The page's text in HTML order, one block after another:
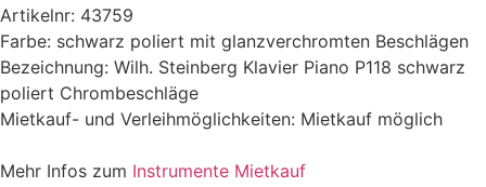
Artikelnr: 43759
Farbe: schwarz poliert mit glanzverchromten Beschlägen
Bezeichnung: Wilh. Steinberg Klavier Piano P118 schwarz
poliert Chrombeschläge
Mietkauf- und Verleihmöglichkeiten: Mietkauf möglich
Mehr Infos zum Instrumente Mietkauf